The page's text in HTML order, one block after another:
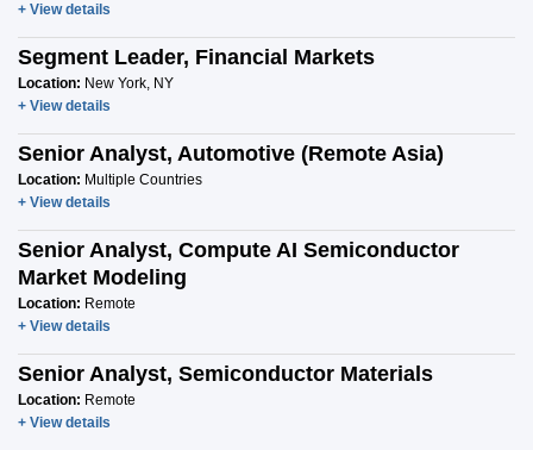
+ View details
Segment Leader, Financial Markets
Location: New York, NY
+ View details
Senior Analyst, Automotive (Remote Asia)
Location: Multiple Countries
+ View details
Senior Analyst, Compute AI Semiconductor
Market Modeling
Location: Remote
+ View details
Senior Analyst, Semiconductor Materials
Location: Remote
+ View details